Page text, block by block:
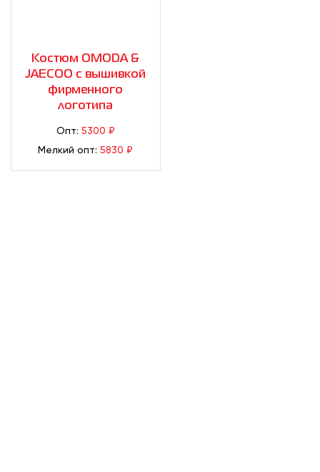
Костюм OMODA &
JAECOO с вышивкой
фирменного
логотипа
Опт: 5300 ₽
Мелкий опт:5830 ₽